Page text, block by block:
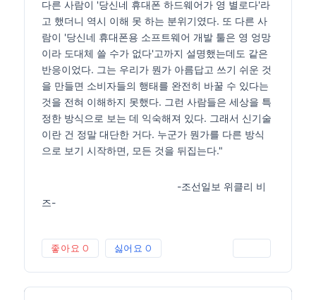
다른 사람이 '당신네 휴대폰 하드웨어가 영 별로다'라
고 했더니 역시 이해 못 하는 분위기였다. 또 다른 사
람이 '당신네 휴대폰용 소프트웨어 개발 툴은 영 엉망
이라 도대체 쓸 수가 없다'고까지 설명했는데도 같은
반응이었다. 그는 우리가 뭔가 아름답고 쓰기 쉬운 것
을 만들면 소비자들의 행태를 완전히 바꿀 수 있다는
것을 전혀 이해하지 못했다. 그런 사람들은 세상을 특
정한 방식으로 보는 데 익숙해져 있다. 그래서 신기술
이란 건 정말 대단한 거다. 누군가 뭔가를 다른 방식
으로 보기 시작하면, 모든 것을 뒤집는다."
-조선일보 위클리 비
즈-
좋아요 0 싫어요 0